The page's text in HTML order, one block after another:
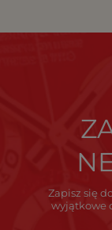
Zapisz się
wyjątkowe